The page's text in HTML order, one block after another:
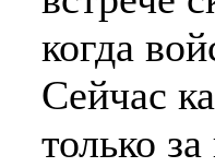
когда
Сейчас
только